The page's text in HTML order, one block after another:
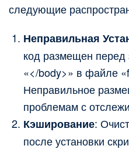
следующие
Неправильная
код размещен
«</body>» в файле
Неправильное
проблемам с
Кэширование:
после установки